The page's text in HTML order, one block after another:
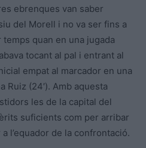
ebrenques van saber
del Morell i no va ser fins a
quan en una jugada
tocant al pal i entrant al
empat al marcador en una
Ruiz (24′). Amb aquesta
les de la capital del
suficients com per arribar
l’equador de la confrontació.